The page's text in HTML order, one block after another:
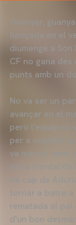
Guanyar,
llançada en el
diumenge a
CF no gana
punts amb un
No va ser un
avançar en el
però l'equip no
per a segellar
va marcar amb
de la frontal
de cap de
tornar a batre a
rematada al
d'un bon